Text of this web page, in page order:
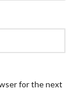
for the next